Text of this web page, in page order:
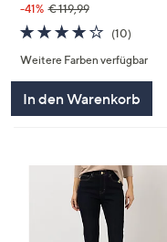
-41% € 119,99
4.2
von
5
(10)
Weitere Farben verfügbar
In den Warenkorb